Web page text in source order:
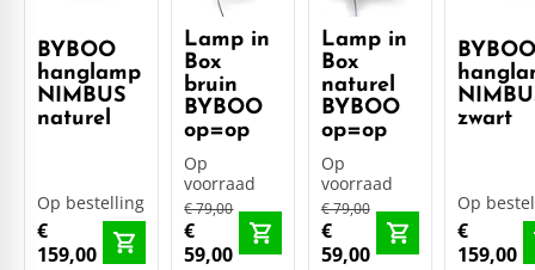
BYBOO
hanglamp
NIMBUS
naturel
Op bestelling
€
159,00
Lamp in
Box
bruin
BYBOO
op=op
Op
voorraad
€ 79,00
€
59,00
Lamp in
Box
naturel
BYBOO
op=op
Op
voorraad
€ 79,00
€
59,00
zwart
Op
€
159,00